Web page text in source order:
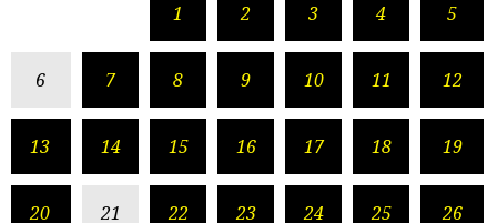
1 2 3 4 5
6 7 8 9 10 11 12
13 14 15 16 17 18 19
20 21 22 23 24 25 26